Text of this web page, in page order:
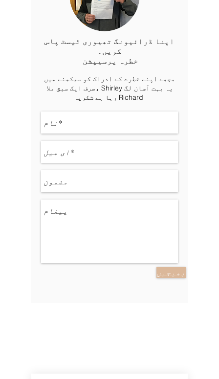
اپنا ڈرائیونگ تھیوری ٹیسٹ پاس
کریں۔
خطرہ پرسیپشن
مجھے اپنے خطرے کے ادراک کو سیکھنے میں
صرف ایک سبق ملا، Shirley یہ بہت آسان لگ
رہا ہے شکریہ Richard
بھیجیں